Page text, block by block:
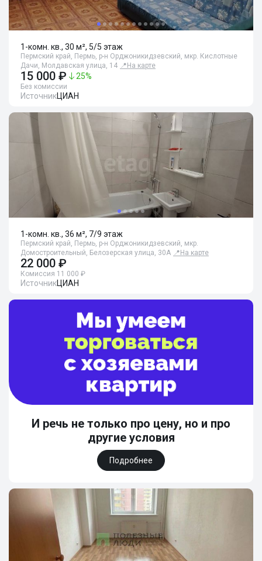
1-комн. кв., 30 м², 5/5 этаж
Пермский край, Пермь, р-н Орджоникидзевский, мкр. Кислотные
Дачи, Молдавская улица, 14 📍 На карте
15 000 ₽ 25%
Без комиссии
ИсточникЦИАН
1-комн. кв., 36 м², 7/9 этаж
Пермский край, Пермь, р-н Орджоникидзевский, мкр.
Домостроительный, Белозерская улица, 30А 📍 На карте
22 000 ₽
Комиссия 11 000 ₽
ИсточникЦИАН
И речь не только про цену, но и про
другие условия
Подробнее